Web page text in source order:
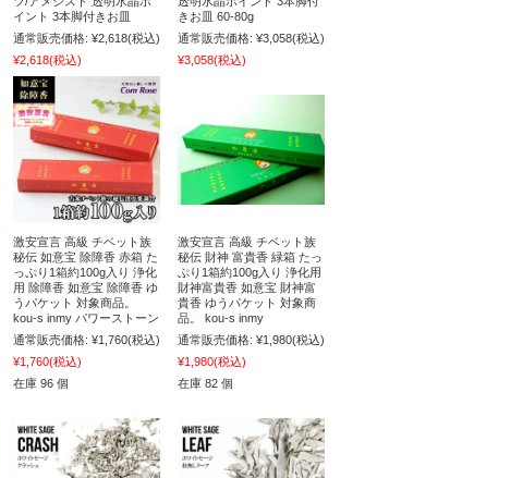
イント 3本脚付きお皿
通常販売価格: ¥2,618(税込)
¥2,618(税込)
きお皿 60-80g
通常販売価格: ¥3,058(税込)
¥3,058(税込)
激安宣言 高級 チベット族
秘伝 如意宝 除障香 赤箱 た
っぷり1箱約100g入り 浄化
用 除障香 如意宝 除障香 ゆ
うパケット 対象商品。
kou-s inmy パワーストーン
通常販売価格: ¥1,760(税込)
¥1,760(税込)
在庫 96 個
激安宣言 高級 チベット族
秘伝 財神 富貴香 緑箱 たっ
ぷり1箱約100g入り 浄化用
財神富貴香 如意宝 財神富
貴香 ゆうパケット 対象商
品。 kou-s inmy
通常販売価格: ¥1,980(税込)
¥1,980(税込)
在庫 82 個